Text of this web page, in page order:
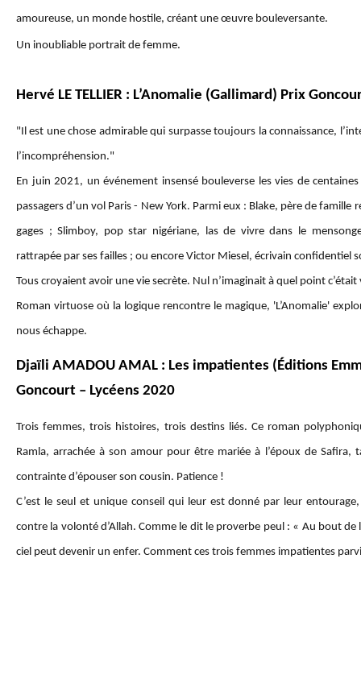
amoureuse, un monde hostile, créant une œuvre bouleversante.
Un inoubliable portrait de femme.
Hervé LE TELLIER : L’Anomalie (Gallimard) Prix
"Il est une chose admirable qui surpasse toujours la connaissance,
l’incompréhension."
En juin 2021, un événement insensé bouleverse les vies de
passagers d’un vol Paris - New York. Parmi eux : Blake, père de
gages ; Slimboy, pop star nigériane, las de vivre dans le
rattrapée par ses failles ; ou encore Victor Miesel, écrivain confidentiel
Tous croyaient avoir une vie secrète. Nul n’imaginait à quel point c’était
Roman virtuose où la logique rencontre le magique, 'L’Anomalie'
nous échappe.
Djaïli AMADOU AMAL : Les impatientes (Éditions
Goncourt – Lycéens 2020
Trois femmes, trois histoires, trois destins liés. Ce roman
Ramla, arrachée à son amour pour être mariée à l’époux de
contrainte d’épouser son cousin. Patience !
C’est le seul et unique conseil qui leur est donné par leur entourage,
contre la volonté d’Allah. Comme le dit le proverbe peul : « Au bout de
ciel peut devenir un enfer. Comment ces trois femmes impatientes